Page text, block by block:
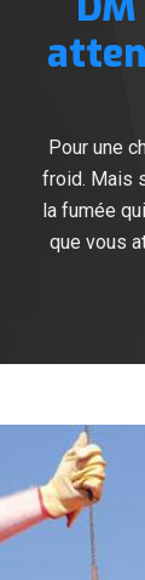
Pour une
froid. Mais
la fumée
que vous